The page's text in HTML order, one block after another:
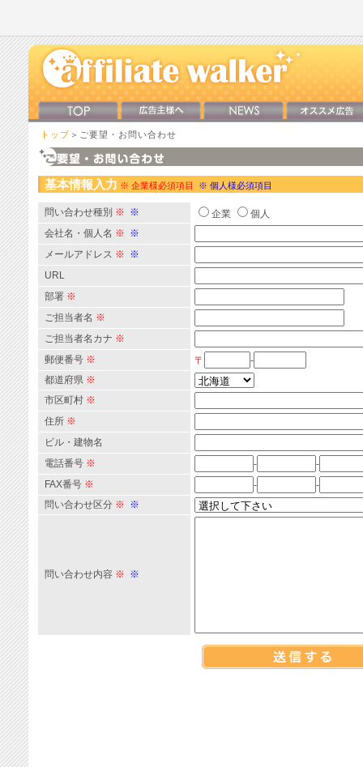
トップ ＞ご要望・お問い合わせ
基本情報入力 ※ 企業様必須項目 ※ 個人様必須項目
問い合わせ種別 ※ ※ 企業
個人
会社名・個人名 ※ ※
メールアドレス ※ ※
URL
部署 ※
ご担当者名 ※
ご担当者名カナ ※
郵便番号 ※ 〒
-
都道府県 ※
市区町村 ※
住所 ※
ビル・建物名
電話番号 ※ -
-
FAX番号 ※ -
-
問い合わせ区分 ※ ※
問い合わせ内容 ※ ※